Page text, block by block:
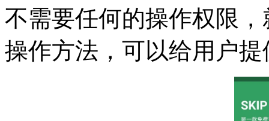
不需要任何的操作权限
操作方法，可以给用户